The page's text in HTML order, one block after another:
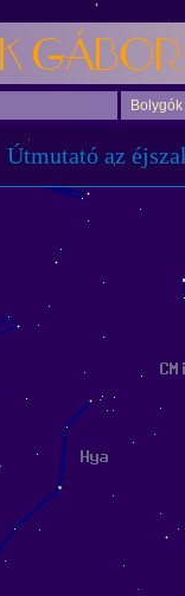
Bolygók
Útmutató az